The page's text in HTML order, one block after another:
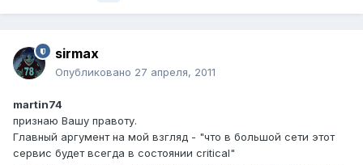
sirmax
Опубликовано 27 апреля, 2011
martin74
признаю Вашу правоту.
Главный аргумент на мой взгляд - "что в большой сети этот
сервис будет всегда в состоянии critical"